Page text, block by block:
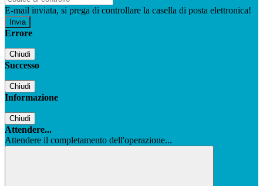
E-mail inviata, si prega di controllare la casella di posta elettronica!
Errore
Chiudi
Successo
Chiudi
Informazione
Chiudi
Attendere...
Attendere il completamento dell'operazione...